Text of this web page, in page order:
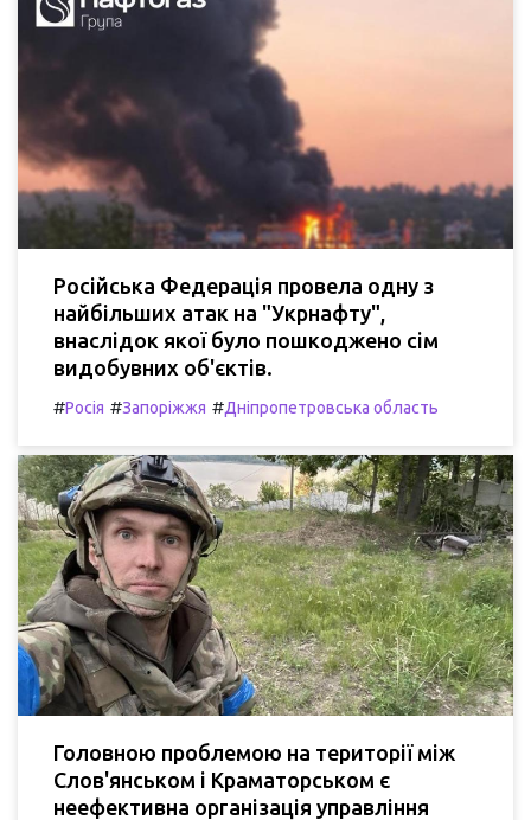
Російська Федерація провела одну з
найбільших атак на "Укрнафту",
внаслідок якої було пошкоджено сім
видобувних об'єктів.
#Росія #Запоріжжя #Дніпропетровська область
Головною проблемою на території між
Слов'янськом і Краматорськом є
неефективна організація управління